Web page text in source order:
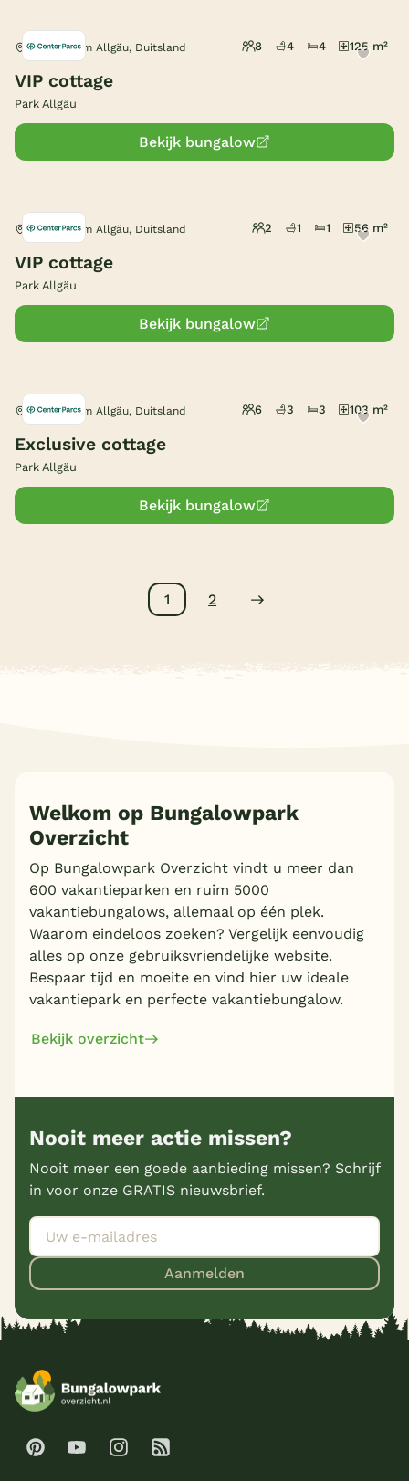
Leutkirch im Allgäu, Duitsland 8 4 4 125 m²
VIP cottage
Park Allgäu
Bekijk bungalow
Leutkirch im Allgäu, Duitsland 2 1 1 56 m²
VIP cottage
Park Allgäu
Bekijk bungalow
Leutkirch im Allgäu, Duitsland 6 3 3 103 m²
Exclusive cottage
Park Allgäu
Bekijk bungalow
1 2
Welkom op Bungalowpark
Overzicht
Op Bungalowpark Overzicht vindt u meer dan
600 vakantieparken en ruim 5000
vakantiebungalows, allemaal op één plek.
Waarom eindeloos zoeken? Vergelijk eenvoudig
alles op onze gebruiksvriendelijke website.
Bespaar tijd en moeite en vind hier uw ideale
vakantiepark en perfecte vakantiebungalow.
Bekijk overzicht
Nooit meer actie missen?
Nooit meer een goede aanbieding missen? Schrijf
in voor onze GRATIS nieuwsbrief.
Aanmelden